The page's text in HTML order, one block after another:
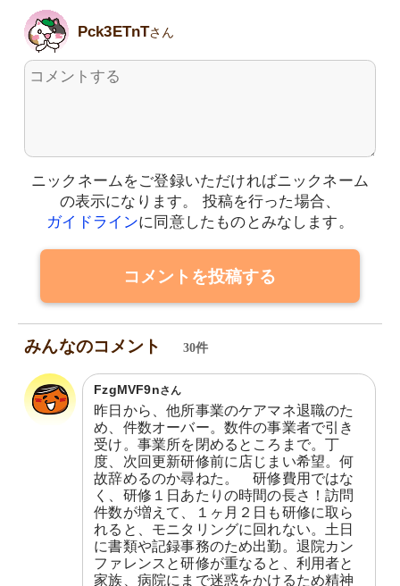
Pck3ETnTさん
ニックネームをご登録いただければニックネーム
の表示になります。
投稿を行った場合、
ガイドラインに同意したものとみなします。
コメントを投稿する
みんなのコメント 30件
FzgMVF9nさん
昨日から、他所事業のケアマネ退職のた
め、件数オーバー。数件の事業者で引き
受け。事業所を閉めるところまで。丁
度、次回更新研修前に店じまい希望。何
故辞めるのか尋ねた。　研修費用ではな
く、研修１日あたりの時間の長さ！訪問
件数が増えて、１ヶ月２日も研修に取ら
れると、モニタリングに回れない。土日
に書類や記録事務のため出勤。退院カン
ファレンスと研修が重なると、利用者と
家族、病院にまで迷惑をかけるため精神